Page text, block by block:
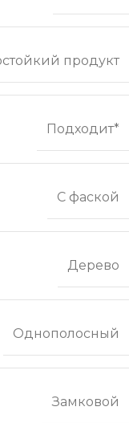
продукт
Подходит*
С фаской
Дерево
Однополосный
Замковой